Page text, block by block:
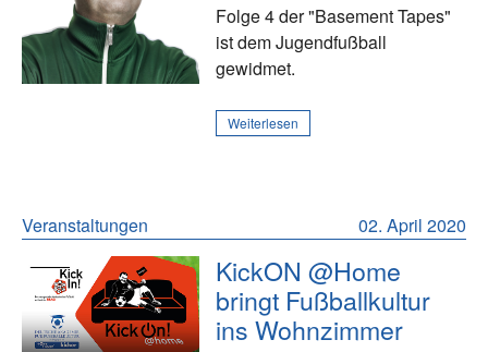
Folge 4 der "Basement Tapes"
ist dem Jugendfußball
gewidmet.
Weiterlesen
02. April 2020
Veranstaltungen
KickON @Home
bringt Fußballkultur
ins Wohnzimmer